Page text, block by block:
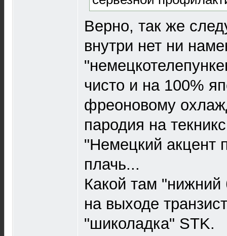
Верно, так же
внутри нет ни
чисто и на 100%
фреоновому
пародия на
"Немецкий акцент
плачь...
Какой там
на выходе
"шиколадка" STK.